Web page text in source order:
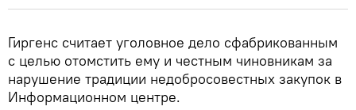
Гиргенс считает уголовное дело сфабрикованным
с целью отомстить ему и честным чиновникам за
нарушение традиции недобросовестных закупок в
Информационном центре.